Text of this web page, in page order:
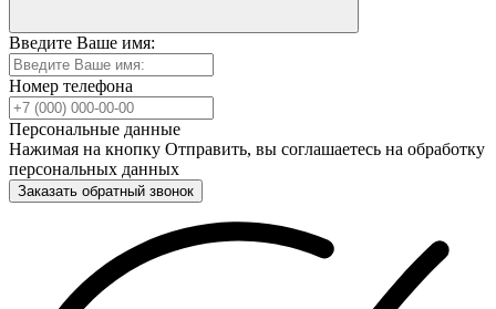
Введите Ваше имя:
Номер телефона
Персональные данные
Нажимая на кнопку Отправить, вы соглашаетесь на обработку
персональных данных
Заказать обратный звонок